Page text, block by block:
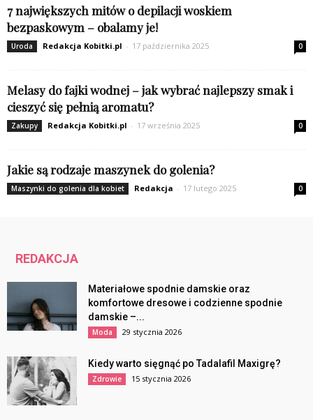
7 największych mitów o depilacji woskiem
bezpaskowym – obalamy je!
Uroda Redakcja Kobitki.pl - 17 października 2025 0
Melasy do fajki wodnej – jak wybrać najlepszy smak i
cieszyć się pełnią aromatu?
Zakupy Redakcja Kobitki.pl - 17 września 2025 0
Jakie są rodzaje maszynek do golenia?
Maszynki do golenia dla kobiet Redakcja - 17 lutego 2025 0
REDAKCJA
Materiałowe spodnie damskie oraz
komfortowe dresowe i codzienne spodnie
damskie –...
Moda 29 stycznia 2026
Kiedy warto sięgnąć po Tadalafil Maxigrę?
Zdrowie 15 stycznia 2026